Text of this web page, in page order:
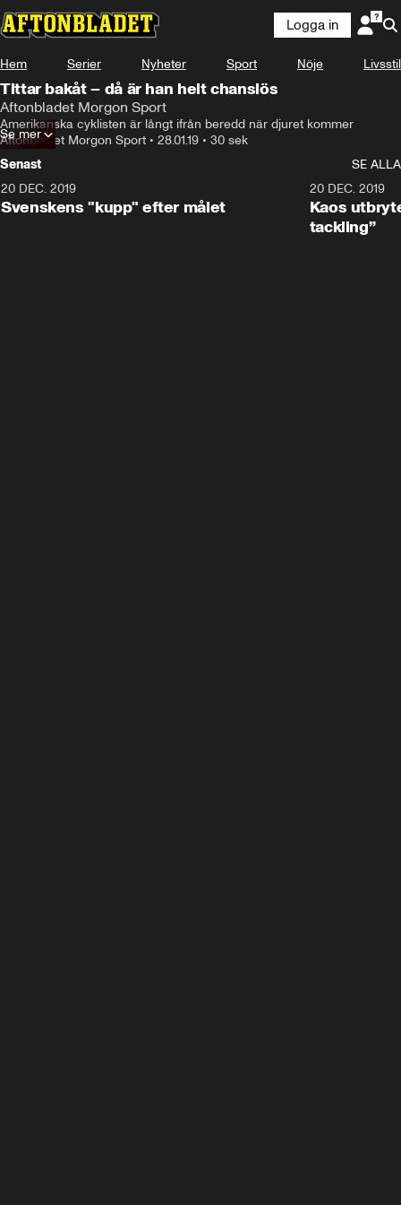
Logga in
Hem Serier Nyheter Sport Nöje Livsstil
Tittar bakåt – då är han helt chanslös
Aftonbladet Morgon Sport
Amerikanska cyklisten är långt ifrån beredd när djuret kommer
Aftonbladet Morgon Sport • 28.01.19 • 30 sek
Se mer
Senast
SE ALLA
20 DEC. 2019
Svenskens "kupp" efter målet
20 DEC. 2019
Kaos
tackling”